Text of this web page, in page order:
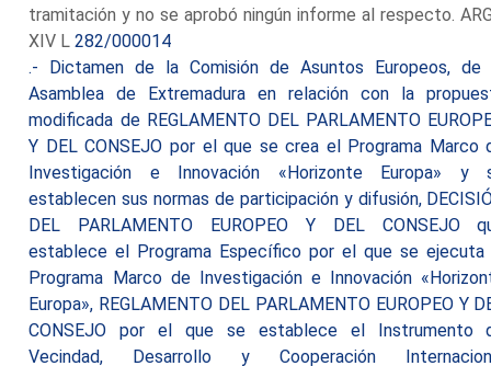
tramitación y no se aprobó ningún informe al respecto.
XIV L282/000014
.- Dictamen de la Comisión de Asuntos Europeos, de
Asamblea de Extremadura en relación con la
modificada de REGLAMENTO DEL PARLAMENTO
Y DEL CONSEJO por el que se crea el Programa Marco
Investigación e Innovación «Horizonte Europa» y
establecen sus normas de participación y difusión,
DEL PARLAMENTO EUROPEO Y DEL CONSEJO
establece el Programa Específico por el que se ejecuta
Programa Marco de Investigación e Innovación
Europa», REGLAMENTO DEL PARLAMENTO EUROPEO Y
CONSEJO por el que se establece el Instrumento
Vecindad, Desarrollo y Cooperación